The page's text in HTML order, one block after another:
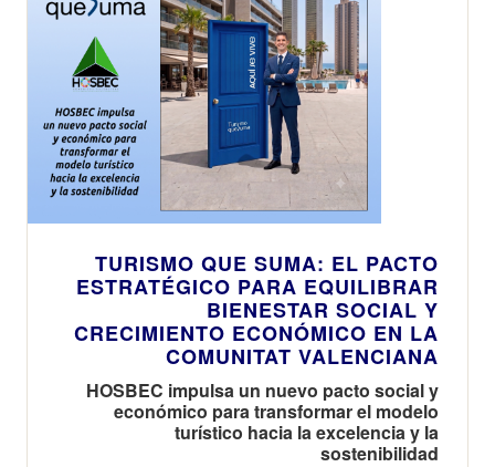
TURISMO QUE SUMA: EL PACTO
ESTRATÉGICO PARA EQUILIBRAR
BIENESTAR SOCIAL Y
CRECIMIENTO ECONÓMICO EN LA
COMUNITAT VALENCIANA
HOSBEC impulsa un nuevo pacto social y
económico para transformar el modelo
turístico hacia la excelencia y la
sostenibilidad